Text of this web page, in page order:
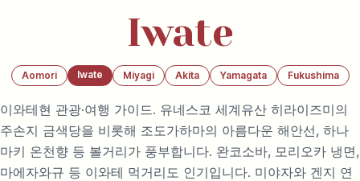
Iwate
Aomori Iwate Miyagi Akita Yamagata Fukushima
이와테현 관광·여행 가이드. 유네스코 세계유산 히라이즈미의
주손지 금색당을 비롯해 조도가하마의 아름다운 해안선, 하나
마키 온천향 등 볼거리가 풍부합니다. 완코소바, 모리오카 냉면,
마에자와규 등 이와테 먹거리도 인기입니다. 미야자와 겐지 연